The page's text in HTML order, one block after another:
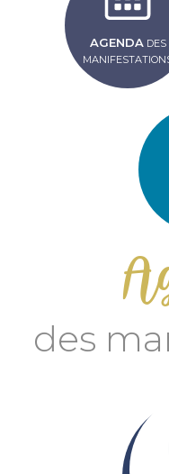
AGENDA DES
des